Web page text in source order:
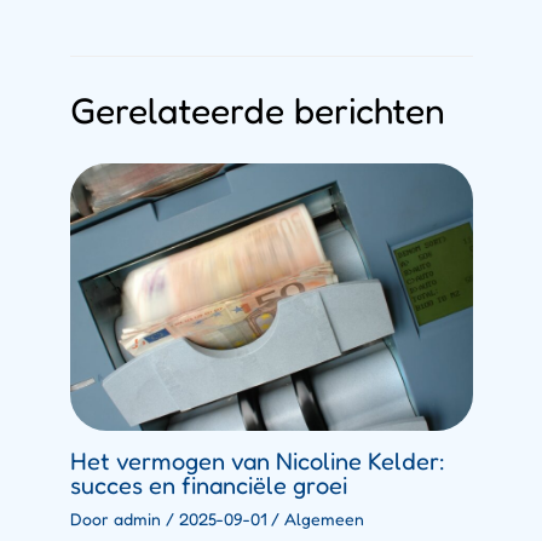
Gerelateerde berichten
Het vermogen van Nicoline Kelder:
succes en financiële groei
Door admin / 2025-09-01 / Algemeen